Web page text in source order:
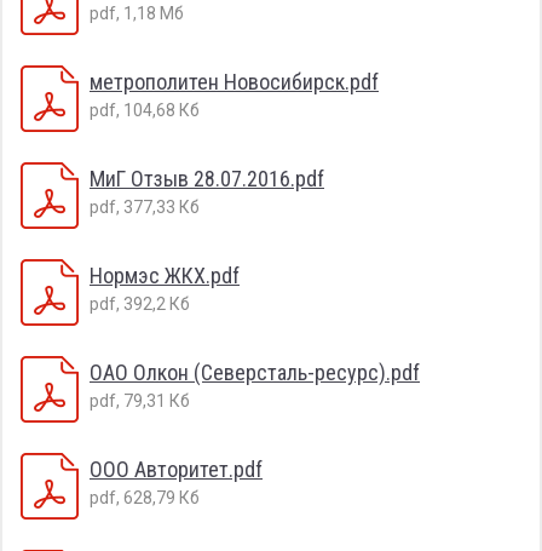
pdf, 1,18 Мб
метрополитен Новосибирск.pdf
pdf, 104,68 Кб
МиГ Отзыв 28.07.2016.pdf
pdf, 377,33 Кб
Нормэс ЖКХ.pdf
pdf, 392,2 Кб
ОАО Олкон (Северсталь-ресурc).pdf
pdf, 79,31 Кб
ООО Авторитет.pdf
pdf, 628,79 Кб